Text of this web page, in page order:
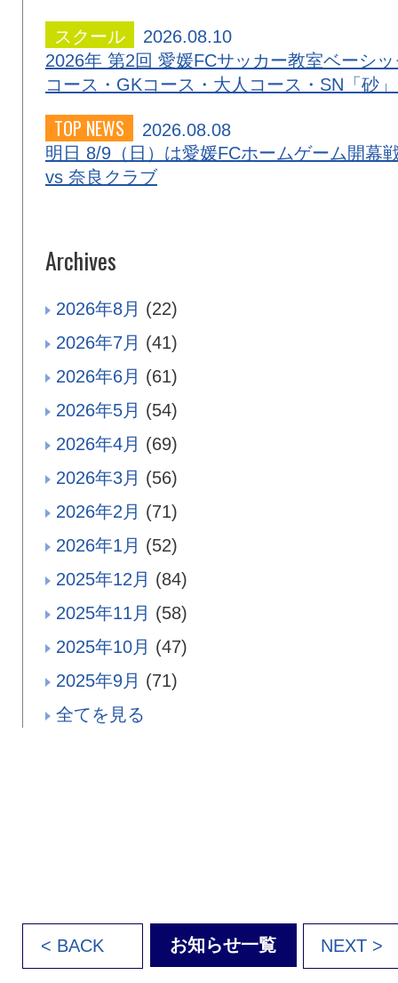
スクール
2026.08.10
2026年 第2回 愛媛FCサッカー教室ベーシッ
コース・GKコース・大人コース・SN「砂
TOP NEWS
2026.08.08
明日 8/9（日）は愛媛FCホームゲーム開幕
vs 奈良クラブ
Archives
2026年8月 (22)
2026年7月 (41)
2026年6月 (61)
2026年5月 (54)
2026年4月 (69)
2026年3月 (56)
2026年2月 (71)
2026年1月 (52)
2025年12月 (84)
2025年11月 (58)
2025年10月 (47)
2025年9月 (71)
全てを見る
< BACK お知らせ一覧 NEXT >